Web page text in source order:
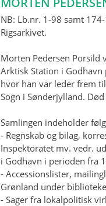
NB: Lb.nr. 1-98 samt
Rigsarkivet.
Morten Pedersen Porsild
Arktisk Station i
hvor han var leder frem
Sogn i Sønderjylland.
Samlingen indeholder
- Regnskab og bilag,
Inspektoratet mv. vedr.
i Godhavn i perioden fra
- Accessionslister,
Grønland under
- Sager fra lokalpolitisk